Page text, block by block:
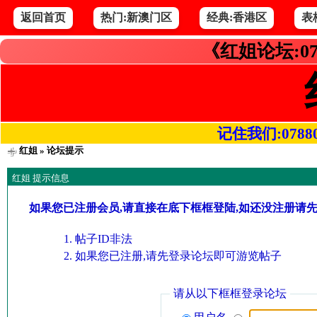
返回首页 热门:新澳门区 经典:香港区 表
《红姐论坛
记住我们
红姐» 论坛提示
红姐 提示信息
如果您已注册会员,请直接在底下框框登陆,如还没注册请
帖子ID非法
如果您已注册,请先登录论坛即可游览帖子
请从以下框框登录论坛